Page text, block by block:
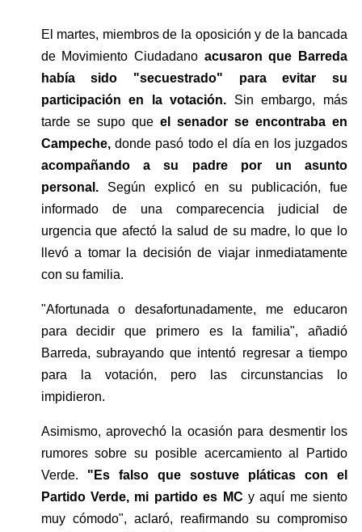
El martes, miembros de la oposición y de la bancada
de Movimiento Ciudadano acusaron que Barreda
había sido "secuestrado" para evitar su
participación en la votación. Sin embargo, más
tarde se supo que el senador se encontraba en
Campeche, donde pasó todo el día en los juzgados
acompañando a su padre por un asunto
personal. Según explicó en su publicación, fue
informado de una comparecencia judicial de
urgencia que afectó la salud de su madre, lo que lo
llevó a tomar la decisión de viajar inmediatamente
con su familia.
"Afortunada o desafortunadamente, me educaron
para decidir que primero es la familia", añadió
Barreda, subrayando que intentó regresar a tiempo
para la votación, pero las circunstancias lo
impidieron.
Asimismo, aprovechó la ocasión para desmentir los
rumores sobre su posible acercamiento al Partido
Verde. "Es falso que sostuve pláticas con el
Partido Verde, mi partido es MC y aquí me siento
muy cómodo", aclaró, reafirmando su compromiso